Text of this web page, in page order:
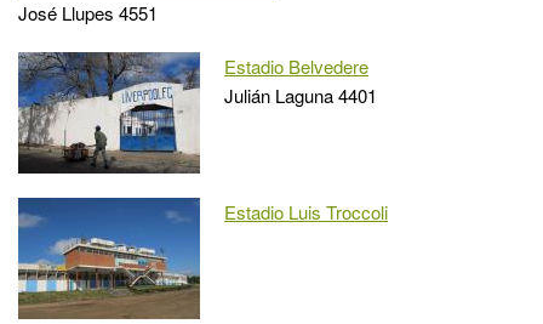
José Llupes 4551
Estadio Belvedere
Julián Laguna 4401
Estadio Luis Troccoli